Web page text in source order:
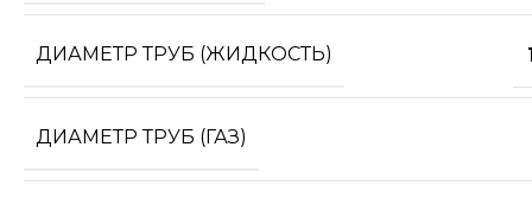
ДИАМЕТР ТРУБ (ЖИДКОСТЬ)
ДИАМЕТР ТРУБ (ГАЗ)